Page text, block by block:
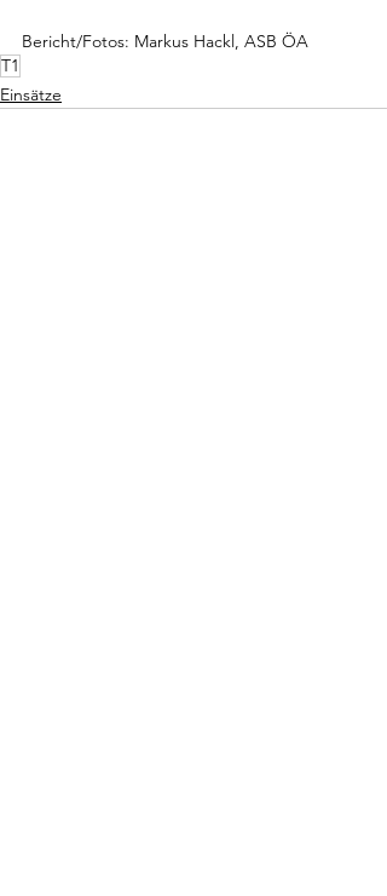
Bericht/Fotos: Markus Hackl, ASB ÖA
T1
Einsätze